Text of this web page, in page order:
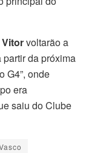
voltarão a
da próxima
G4”, onde
era
saiu do Clube